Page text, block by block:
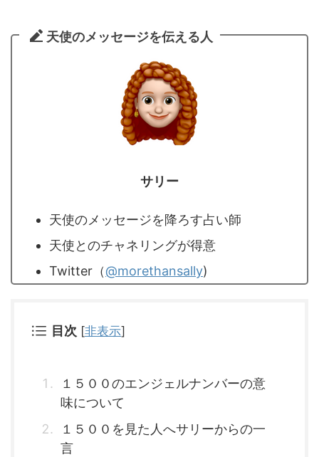
天使のメッセージを伝える人
サリー
天使のメッセージを降ろす占い師
天使とのチャネリングが得意
Twitter（@morethansally)
目次 [非表示]
１５００のエンジェルナンバーの意
味について
１５００を見た人へサリーからの一
言